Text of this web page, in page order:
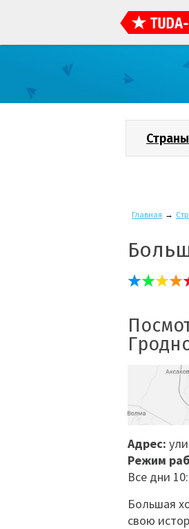
Страны
Главная →
Адрес:
Режим
Все дни
Большая
свою